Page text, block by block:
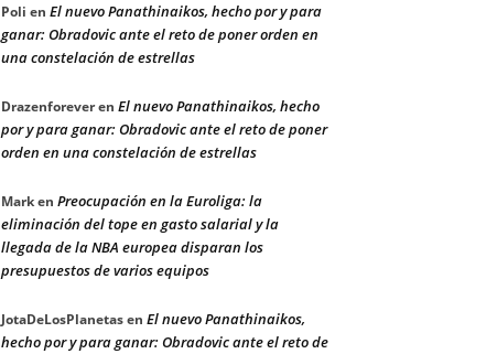
Poli en El nuevo Panathinaikos, hecho por y para
ganar: Obradovic ante el reto de poner orden en
una constelación de estrellas
Drazenforeveren El nuevo Panathinaikos, hecho
por y para ganar: Obradovic ante el reto de poner
orden en una constelación de estrellas
Marken Preocupación en la Euroliga: la
eliminación del tope en gasto salarial y la
llegada de la NBA europea disparan los
presupuestos de varios equipos
JotaDeLosPlanetasen El nuevo Panathinaikos,
hecho por y para ganar: Obradovic ante el reto de